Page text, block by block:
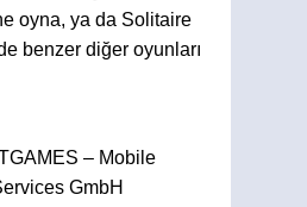
oyna, ya da Solitaire
benzer diğer oyunları
– Mobile
GmbH